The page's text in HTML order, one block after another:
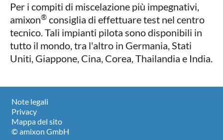
Per i compiti di miscelazione più impegnativi,
amixon® consiglia di effettuare test nel centro
tecnico. Tali impianti pilota sono disponibili in
tutto il mondo, tra l'altro in Germania, Stati
Uniti, Giappone, Cina, Corea, Thailandia e India.
Note legali
Privacy
Mappa del sito
© amixon GmbH